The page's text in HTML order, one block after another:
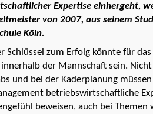
Expertise einhergeht,
von 2007, aus seinem
Köln.
Schlüssel zum Erfolg könnte für
der Mannschaft sein.
und bei der Kaderplanung
betriebswirtschaftliche
beweisen, auch bei